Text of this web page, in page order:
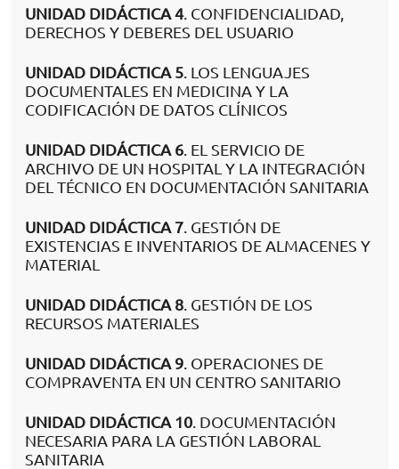
UNIDAD DIDÁCTICA 4. CONFIDENCIALIDAD,
DERECHOS Y DEBERES DEL USUARIO
UNIDAD DIDÁCTICA 5. LOS LENGUAJES
DOCUMENTALES EN MEDICINA Y LA
CODIFICACIÓN DE DATOS CLÍNICOS
UNIDAD DIDÁCTICA 6. EL SERVICIO DE
ARCHIVO DE UN HOSPITAL Y LA INTEGRACIÓN
DEL TÉCNICO EN DOCUMENTACIÓN SANITARIA
UNIDAD DIDÁCTICA 7. GESTIÓN DE
EXISTENCIAS E INVENTARIOS DE ALMACENES Y
MATERIAL
UNIDAD DIDÁCTICA 8. GESTIÓN DE LOS
RECURSOS MATERIALES
UNIDAD DIDÁCTICA 9. OPERACIONES DE
COMPRAVENTA EN UN CENTRO SANITARIO
UNIDAD DIDÁCTICA 10. DOCUMENTACIÓN
NECESARIA PARA LA GESTIÓN LABORAL
SANITARIA